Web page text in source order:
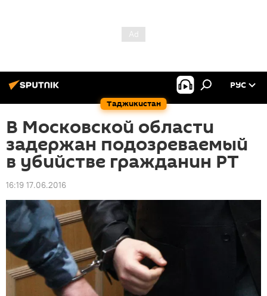
Таджикистан
РУС
В Московской области
задержан подозреваемый
в убийстве гражданин РТ
16:19 17.06.2016